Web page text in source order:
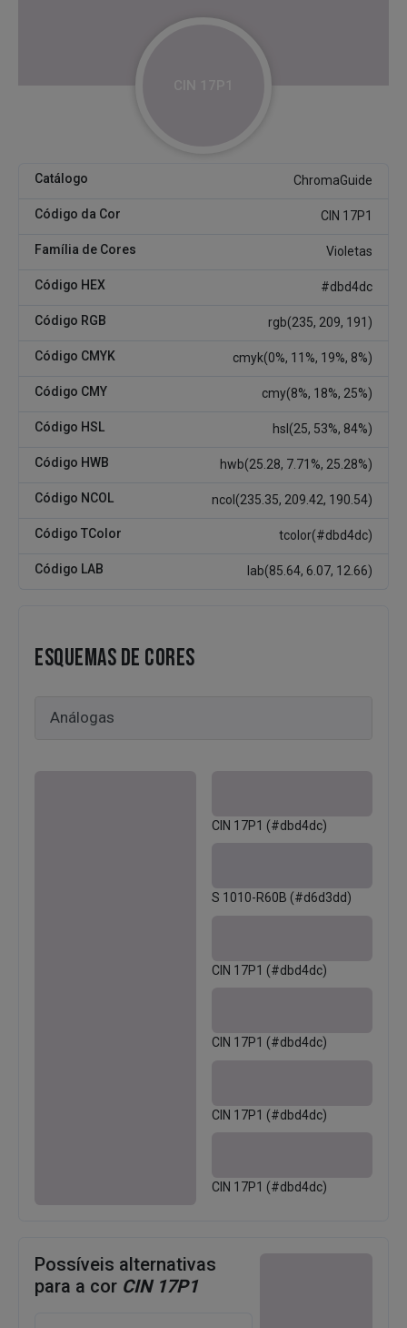
Catálogo ChromaGuide
Código da Cor CIN 17P1
Família de Cores Violetas
Código HEX #dbd4dc
Código RGB rgb(235, 209, 191)
Código CMYK cmyk(0%, 11%, 19%, 8%)
Código CMY cmy(8%, 18%, 25%)
Código HSL hsl(25, 53%, 84%)
Código HWB hwb(25.28, 7.71%, 25.28%)
Código NCOL ncol(235.35, 209.42, 190.54)
Código TColor tcolor(#dbd4dc)
Código LAB lab(85.64, 6.07, 12.66)
ESQUEMAS DE CORES
CIN 17P1 (#dbd4dc)
S 1010-R60B (#d6d3dd)
CIN 17P1 (#dbd4dc)
CIN 17P1 (#dbd4dc)
CIN 17P1 (#dbd4dc)
CIN 17P1 (#dbd4dc)
Possíveis alternativas
para a cor CIN 17P1